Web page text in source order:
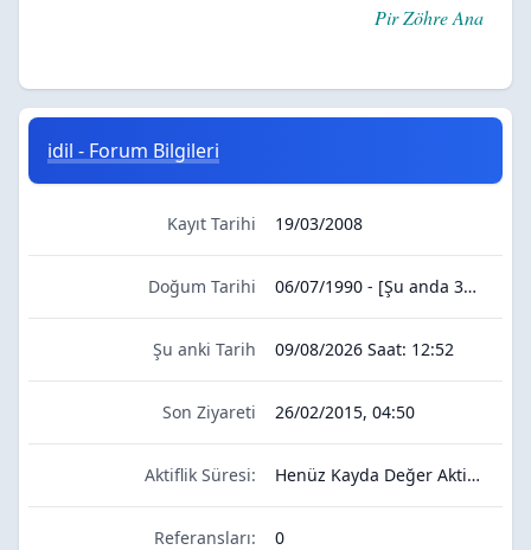
Pir Zöhre Ana
idil - Forum Bilgileri
Kayıt Tarihi 19/03/2008
Doğum Tarihi 06/07/1990 - [Şu anda 36 yaşında]
Şu anki Tarih 09/08/2026 Saat: 12:52
Son Ziyareti 26/02/2015, 04:50
Aktiflik Süresi: Henüz Kayda Değer Aktivitesi Yok
Referansları: 0